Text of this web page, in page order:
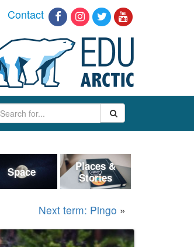
Contact
Space
Places &
Stories
Next term: Pingo »